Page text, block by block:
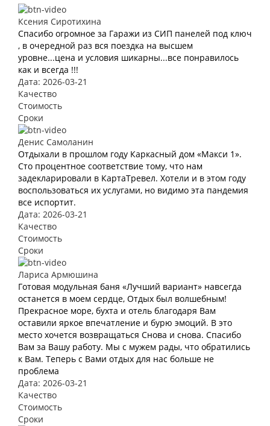
Ксения Сиротихина
Спасибо огромное за Гаражи из СИП панелей под ключ
, в очередной раз вся поездка на высшем
уровне...цена и условия шикарны...все понравилось
как и всегда !!!
Дата: 2026-03-21
Качество
Стоимость
Сроки
Денис Самоланин
Отдыхали в прошлом году Каркасный дом «Макси 1».
Сто процентное соответствие тому, что нам
задекларировали в КартаТревел. Хотели и в этом году
воспользоваться их услугами, но видимо эта пандемия
все испортит.
Дата: 2026-03-21
Качество
Стоимость
Сроки
Лариса Армюшина
Готовая модульная баня «Лучший вариант» навсегда
останется в моем сердце, Отдых был волшебным!
Прекрасное море, бухта и отель благодаря Вам
оставили яркое впечатление и бурю эмоций. В это
место хочется возвращаться Снова и снова. Спасибо
Вам за Вашу работу. Мы с мужем рады, что обратились
к Вам. Теперь с Вами отдых для нас больше не
проблема
Дата: 2026-03-21
Качество
Стоимость
Сроки